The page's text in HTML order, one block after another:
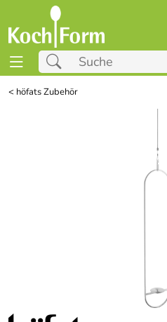
< höfats Zubehör